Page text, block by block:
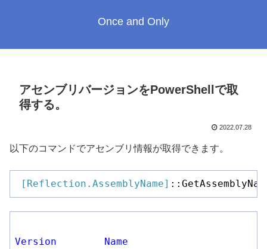
Once and Only
アセンブリバージョンをPowerShellで取
得する。
2022.07.28
以下のコマンドでアセンブリ情報が取得できます。
[Reflection.AssemblyName]
Version
Name